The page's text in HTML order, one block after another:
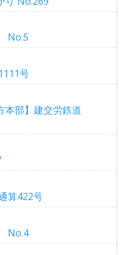
No.5
号
本部】建交労鉄道
算422号
No.4